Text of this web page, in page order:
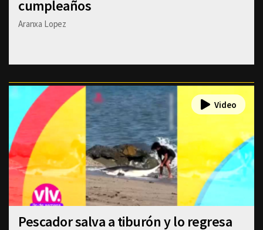
cumpleaños
Aranxa Lopez
Pescador salva a tiburón y lo regresa